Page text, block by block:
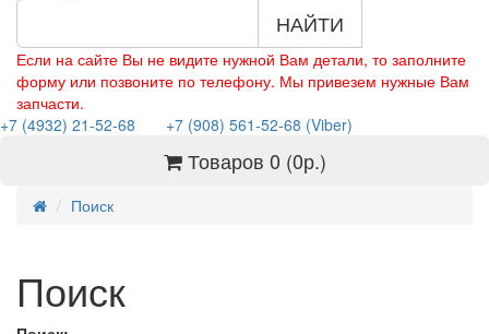
НАЙТИ
Если на сайте Вы не видите нужной Вам детали, то заполните
форму или позвоните по телефону. Мы привезем нужные Вам
запчасти.
+7 (4932) 21-52-68
+7 (908) 561-52-68 (Viber)
Товаров 0 (0р.)
Поиск
Поиск